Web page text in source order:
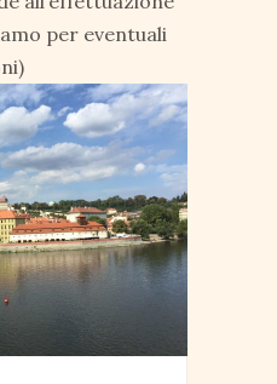
per eventuali